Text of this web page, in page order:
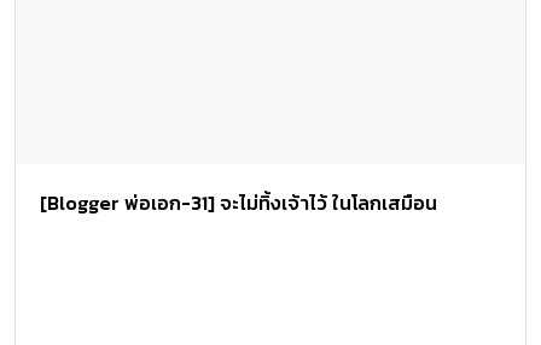
[Blogger พ่อเอก-31] จะไม่ทิ้งเจ้าไว้ ในโลกเสมือน